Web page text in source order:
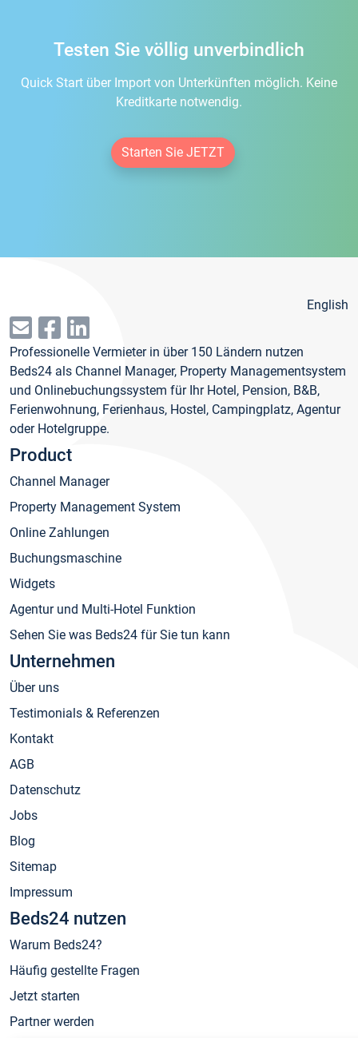
Testen Sie völlig unverbindlich
Quick Start über Import von Unterkünften möglich. Keine
Kreditkarte notwendig.
Starten Sie JETZT
English
Professionelle Vermieter in über 150 Ländern nutzen
Beds24 als Channel Manager, Property Managementsystem
und Onlinebuchungssystem für Ihr Hotel, Pension, B&B,
Ferienwohnung, Ferienhaus, Hostel, Campingplatz, Agentur
oder Hotelgruppe.
Product
Channel Manager
Property Management System
Online Zahlungen
Buchungsmaschine
Widgets
Agentur und Multi-Hotel Funktion
Sehen Sie was Beds24 für Sie tun kann
Unternehmen
Über uns
Testimonials & Referenzen
Kontakt
AGB
Datenschutz
Jobs
Blog
Sitemap
Impressum
Beds24 nutzen
Warum Beds24?
Häufig gestellte Fragen
Jetzt starten
Partner werden